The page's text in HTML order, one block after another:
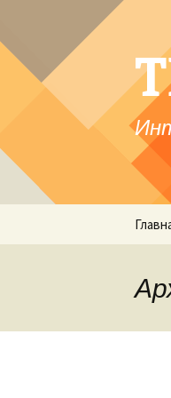
Перейти